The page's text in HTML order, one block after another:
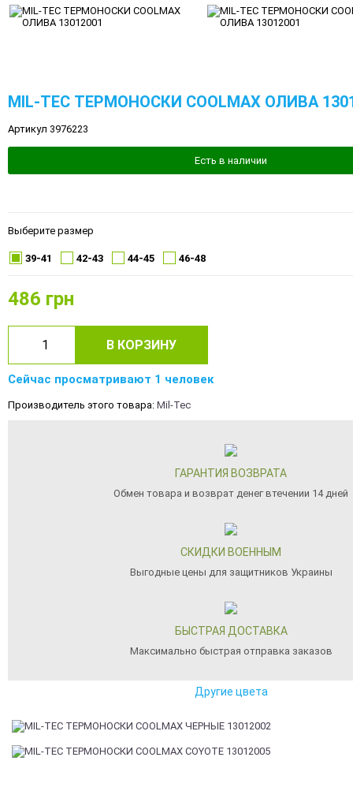
MIL-TEC ТЕРМОНОСКИ COOLMAX ОЛИВА
Артикул 3976223
Есть в наличии
Выберите размер
39-41 42-43 44-45 46-48
486 грн
В КОРЗИНУ
Сейчас просматривают 1 человек
Производитель этого товара: Mil-Tec
ГАРАНТИЯ ВОЗВРАТА
Обмен товара и возврат денег втечении 14 дней
СКИДКИ ВОЕННЫМ
Выгодные цены для защитников Украины
БЫСТРАЯ ДОСТАВКА
Максимально быстрая отправка заказов
Другие цвета